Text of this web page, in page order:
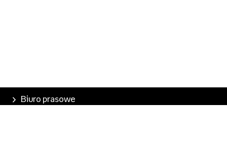
Biuro prasowe